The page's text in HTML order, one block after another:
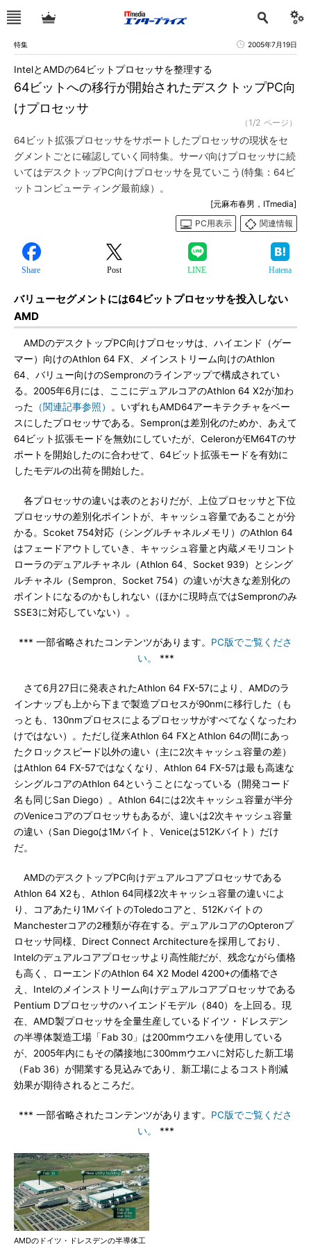
特集 2005年7月19日
64ビットへの移行が開始されたデスクトップPC向
けプロセッサ
IntelとAMDの64ビットプロセッサを整理する
（1/2 ページ）
64ビット拡張プロセッサをサポートしたプロセッサの現状をセ
グメントごとに確認していく同特集。サーバ向けプロセッサに続
いてはデスクトップPC向けプロセッサを見ていこう(特集：64ビ
ットコンピューティング最前線）。
[元麻布春男，ITmedia]
PC用表示
関連情報
Share Post LINE Hatena
バリューセグメントには64ビットプロセッサを投入しない
AMD
AMDのデスクトップPC向けプロセッサは、ハイエンド（ゲー
マー）向けのAthlon 64 FX、メインストリーム向けのAthlon
64、バリュー向けのSempronのラインアップで構成されてい
る。2005年6月には、ここにデュアルコアのAthlon 64 X2が加わ
った （関連記事参照）
。いずれもAMD64アーキテクチャをベー
スにしたプロセッサである。Sempronは差別化のためか、あえて
64ビット拡張モードを無効にしていたが、CeleronがEM64Tのサ
ポートを開始したのに合わせて、64ビット拡張モードを有効に
したモデルの出荷を開始した。
各プロセッサの違いは表のとおりだが、上位プロセッサと下位
プロセッサの差別化ポイントが、キャッシュ容量であることが分
かる。Scoket 754対応（シングルチャネルメモリ）のAthlon 64
はフェードアウトしていき、キャッシュ容量と内蔵メモリコント
ローラのデュアルチャネル（Athlon 64、Socket 939）とシング
ルチャネル（Sempron、Socket 754）の違いが大きな差別化の
ポイントになるのかもしれない（ほかに現時点ではSempronのみ
SSE3に対応していない）。
*** 一部省略されたコンテンツがあります。 PC版でご覧くださ
い。
***
さて6月27日に発表されたAthlon 64 FX-57により、AMDのラ
インナップも上から下まで製造プロセスが90nmに移行した（も
っとも、130nmプロセスによるプロセッサがすべてなくなったわ
けではない）。ただし従来Athlon 64 FXとAthlon 64の間にあっ
たクロックスピード以外の違い（主に2次キャッシュ容量の差）
はAthlon 64 FX-57ではなくなり、Athlon 64 FX-57は最も高速な
シングルコアのAthlon 64ということになっている（開発コード
名も同じSan Diego）。Athlon 64には2次キャッシュ容量が半分
のVeniceコアのプロセッサもあるが、違いは2次キャッシュ容量
の違い（San Diegoは1Mバイト、Veniceは512Kバイト）だけ
だ。
AMDのデスクトップPC向けデュアルコアプロセッサである
Athlon 64 X2も、Athlon 64同様2次キャッシュ容量の違いによ
り、コアあたり1MバイトのToledoコアと、512Kバイトの
Manchesterコアの2種類が存在する。デュアルコアのOpteronプ
ロセッサ同様、Direct Connect Architectureを採用しており、
Intelのデュアルコアプロセッサより高性能だが、残念ながら価格
も高く、ローエンドのAthlon 64 X2 Model 4200+の価格でさ
え、Intelのメインストリーム向けデュアルコアプロセッサである
Pentium Dプロセッサのハイエンドモデル（840）を上回る。現
在、AMD製プロセッサを全量生産しているドイツ・ドレスデン
の半導体製造工場「Fab 30」は200mmウエハを使用している
が、2005年内にもその隣接地に300mmウエハに対応した新工場
（Fab 36）が開業する見込みであり、新工場によるコスト削減
効果が期待されるところだ。
*** 一部省略されたコンテンツがあります。 PC版でご覧くださ
い。
***
AMDのドイツ・ドレスデンの半導体工